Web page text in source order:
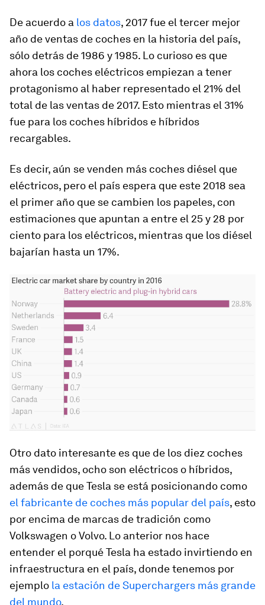
De acuerdo a los datos, 2017 fue el tercer mejor
año de ventas de coches en la historia del país,
sólo detrás de 1986 y 1985. Lo curioso es que
ahora los coches eléctricos empiezan a tener
protagonismo al haber representado el 21% del
total de las ventas de 2017. Esto mientras el 31%
fue para los coches híbridos e híbridos
recargables.
Es decir, aún se venden más coches diésel que
eléctricos, pero el país espera que este 2018 sea
el primer año que se cambien los papeles, con
estimaciones que apuntan a entre el 25 y 28 por
ciento para los eléctricos, mientras que los diésel
bajarían hasta un 17%.
Otro dato interesante es que de los diez coches
más vendidos, ocho son eléctricos o híbridos,
además de que Tesla se está posicionando como
el fabricante de coches más popular del país, esto
por encima de marcas de tradición como
Volkswagen o Volvo. Lo anterior nos hace
entender el porqué Tesla ha estado invirtiendo en
infraestructura en el país, donde tenemos por
ejemplo la estación de Superchargers más grande
del mundo.